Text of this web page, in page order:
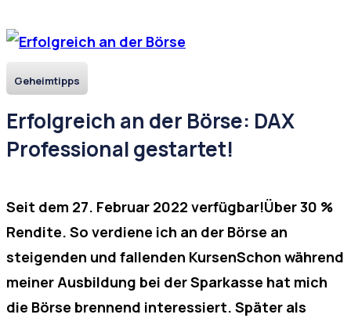
Geheimtipps
Erfolgreich an der Börse: DAX
Professional gestartet!
Seit dem 27. Februar 2022 verfügbar!Über 30 %
Rendite. So verdiene ich an der Börse an
steigenden und fallenden KursenSchon während
meiner Ausbildung bei der Sparkasse hat mich
die Börse brennend interessiert. Später als